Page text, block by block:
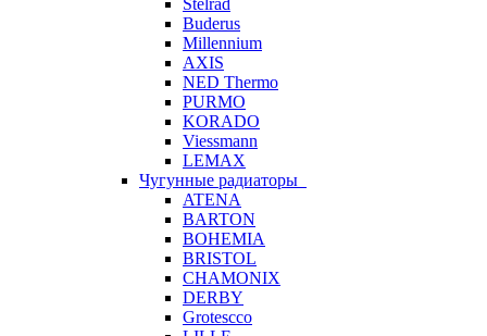
Stelrad
Buderus
Millennium
AXIS
NED Thermo
PURMO
KORADO
Viessmann
LEMAX
Чугунные радиаторы
ATENA
BARTON
BOHEMIA
BRISTOL
CHAMONIX
DERBY
Grotescco